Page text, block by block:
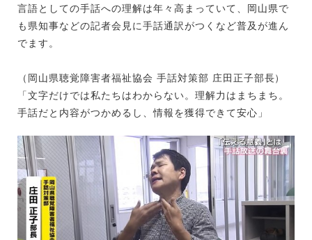
言語としての手話への理解は年々高まっていて、岡山県で
も県知事などの記者会見に手話通訳がつくなど普及が進ん
でます。
（岡山県聴覚障害者福祉協会 手話対策部 庄田正子部長）
「文字だけでは私たちはわからない。理解力はまちまち。
手話だと内容がつかめるし、情報を獲得できて安心」